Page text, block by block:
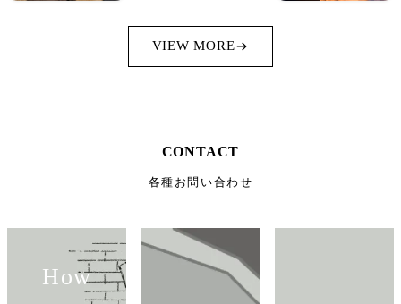
VIEW MORE
CONTACT
各種お問い合わせ
How